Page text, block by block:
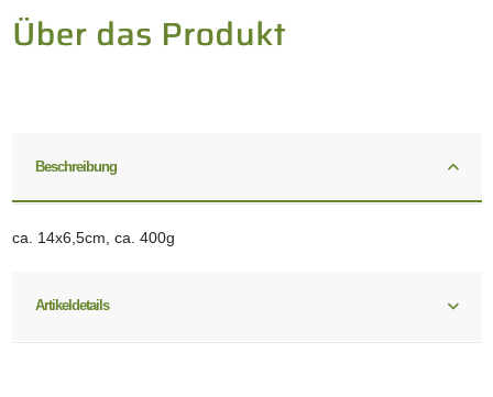
Beschreibung
ca. 14x6,5cm, ca. 400g
Artikeldetails